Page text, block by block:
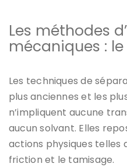
Les méthodes
mécaniques :
Les techniques de
plus anciennes et les
n’impliquent aucune
aucun solvant. Elles
actions physiques telles
friction et le tamisage.